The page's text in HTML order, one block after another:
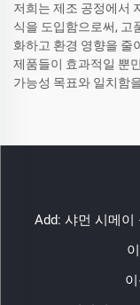
저희는 제조 공정에서
식을 도입함으로써, 고
화하고 환경 영향을 줄
제품들이 효과적일 뿐
가능성 목표와 일치함
Add: 샤먼 시메이